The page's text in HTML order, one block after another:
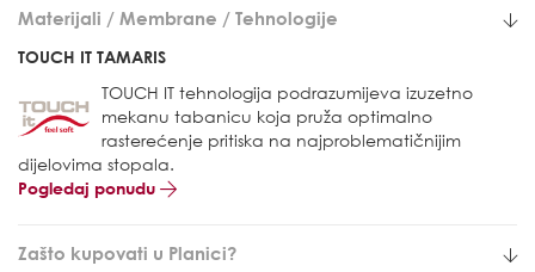
Materijali / Membrane / Tehnologije
TOUCH IT TAMARIS
TOUCH IT tehnologija podrazumijeva izuzetno
mekanu tabanicu koja pruža optimalno
rasterećenje pritiska na najproblematičnijim
dijelovima stopala.
Pogledaj ponudu
Zašto kupovati u Planici?